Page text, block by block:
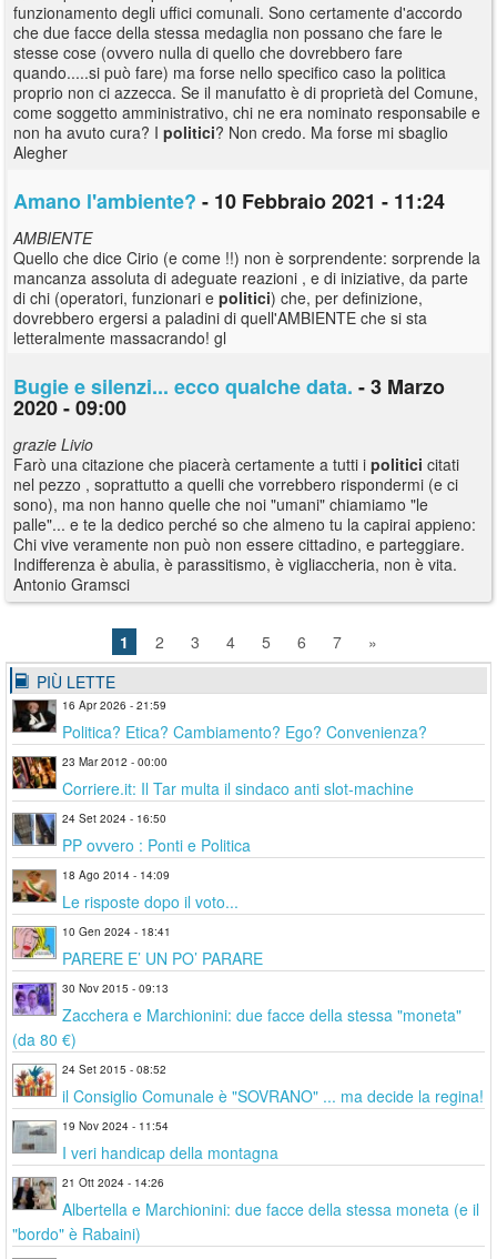
funzionamento degli uffici comunali. Sono certamente d'accordo
che due facce della stessa medaglia non possano che fare le
stesse cose (ovvero nulla di quello che dovrebbero fare
quando.....si può fare) ma forse nello specifico caso la politica
proprio non ci azzecca. Se il manufatto è di proprietà del Comune,
come soggetto amministrativo, chi ne era nominato responsabile e
non ha avuto cura? I politici? Non credo. Ma forse mi sbaglio
Alegher
Amano l'ambiente? - 10 Febbraio 2021 - 11:24
AMBIENTE
Quello che dice Cirio (e come !!) non è sorprendente: sorprende la
mancanza assoluta di adeguate reazioni , e di iniziative, da parte
di chi (operatori, funzionari e politici) che, per definizione,
dovrebbero ergersi a paladini di quell'AMBIENTE che si sta
letteralmente massacrando! gl
Bugie e silenzi... ecco qualche data. - 3 Marzo
2020 - 09:00
grazie Livio
Farò una citazione che piacerà certamente a tutti i politici citati
nel pezzo , soprattutto a quelli che vorrebbero rispondermi (e ci
sono), ma non hanno quelle che noi "umani" chiamiamo "le
palle"... e te la dedico perché so che almeno tu la capirai appieno:
Chi vive veramente non può non essere cittadino, e parteggiare.
Indifferenza è abulia, è parassitismo, è vigliaccheria, non è vita.
Antonio Gramsci
1 2 3 4 5 6 7
»
PIÙ LETTE
16 Apr 2026 - 21:59
Politica? Etica? Cambiamento? Ego? Convenienza?
23 Mar 2012 - 00:00
Corriere.it: Il Tar multa il sindaco anti slot-machine
24 Set 2024 - 16:50
PP ovvero : Ponti e Politica
18 Ago 2014 - 14:09
Le risposte dopo il voto...
10 Gen 2024 - 18:41
PARERE E’ UN PO’ PARARE
30 Nov 2015 - 09:13
Zacchera e Marchionini: due facce della stessa "moneta"
(da 80 €)
24 Set 2015 - 08:52
il Consiglio Comunale è "SOVRANO" ... ma decide la regina!
19 Nov 2024 - 11:54
I veri handicap della montagna
21 Ott 2024 - 14:26
Albertella e Marchionini: due facce della stessa moneta (e il
"bordo" è Rabaini)